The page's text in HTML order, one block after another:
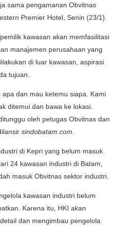
sama pengamanan Obvitnas
Premier Hotel, Senin (23/1).
kawasan akan memfasilitasi
manajemen perusahaan yang
di luar kawasan, aspirasi
tujuan.
dan mau ketemu siapa. Kami
ditemui dan bawa ke lokasi.
oleh petugas Obvitnas dan
sindobatam.com
di Kepri yang belum masuk
24 kawasan industri di Batam,
masuk Obvitnas sektor industri.
kawasan industri belum
Karena itu, HKI akan
dan mengimbau pengelola